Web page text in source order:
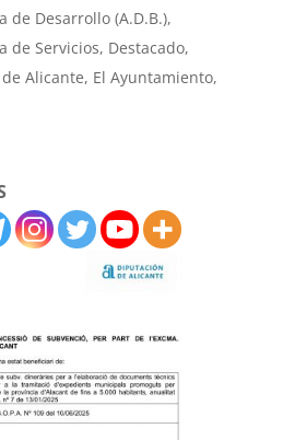
de Desarrollo (A.D.B.),
de Servicios, Destacado,
Alicante, El Ayuntamiento,